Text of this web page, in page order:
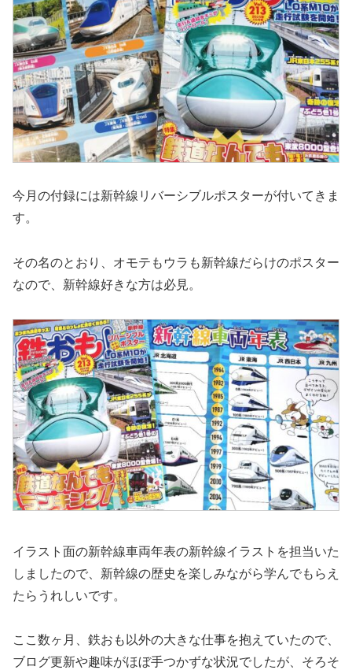
今月の付録には新幹線リバーシブルポスターが付いてきま
す。
その名のとおり、オモテもウラも新幹線だらけのポスター
なので、新幹線好きな方は必見。
イラスト面の新幹線車両年表の新幹線イラストを担当いた
しましたので、新幹線の歴史を楽しみながら学んでもらえ
たらうれしいです。
ここ数ヶ月、鉄おも以外の大きな仕事を抱えていたので、
ブログ更新や趣味がほぼ手つかずな状況でしたが、そろそ